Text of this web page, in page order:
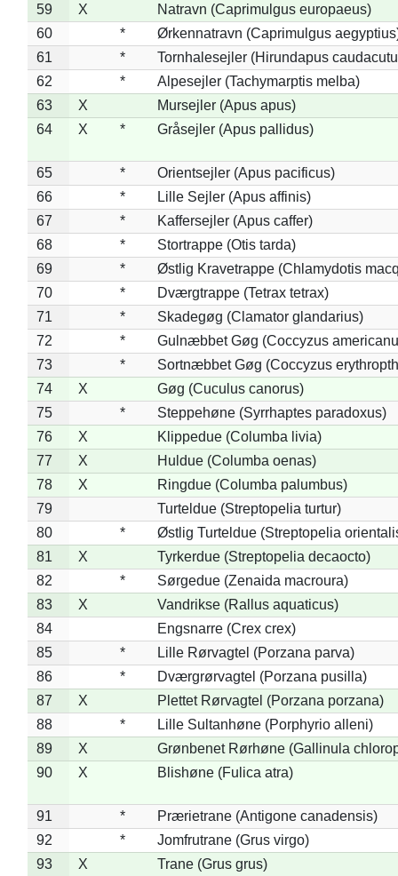
59
X
Natravn (Caprimulgus europaeus)
60
*
Ørkennatravn (Caprimulgus
61
*
Tornhalesejler (Hirundapus
62
*
Alpesejler (Tachymarptis melba)
63
X
Mursejler (Apus apus)
64
X * Gråsejler (Apus pallidus)
65 *
Orientsejler (Apus pacificus)
66
*
Lille Sejler (Apus affinis)
67
*
Kaffersejler (Apus caffer)
68
*
Stortrappe (Otis tarda)
69
*
Østlig Kravetrappe (Chlamydotis
70
*
Dværgtrappe (Tetrax tetrax)
71
*
Skadegøg (Clamator glandarius)
72
*
Gulnæbbet Gøg (Coccyzus
73
*
Sortnæbbet Gøg (Coccyzus
74
X
Gøg (Cuculus canorus)
75
*
Steppehøne (Syrrhaptes paradoxus)
76
X
Klippedue (Columba livia)
77
X
Huldue (Columba oenas)
78
X
Ringdue (Columba palumbus)
79
Turteldue (Streptopelia turtur)
80
*
Østlig Turteldue (Streptopelia
81
X
Tyrkerdue (Streptopelia decaocto)
82
*
Sørgedue (Zenaida macroura)
83
X
Vandrikse (Rallus aquaticus)
84
Engsnarre (Crex crex)
85
*
Lille Rørvagtel (Porzana parva)
86
*
Dværgrørvagtel (Porzana pusilla)
87
X
Plettet Rørvagtel (Porzana porzana)
88
*
Lille Sultanhøne (Porphyrio alleni)
89
X
Grønbenet Rørhøne (Gallinula
90
X Blishøne (Fulica atra)
91 *
Prærietrane (Antigone canadensis)
92
*
Jomfrutrane (Grus virgo)
93
X Trane (Grus grus)